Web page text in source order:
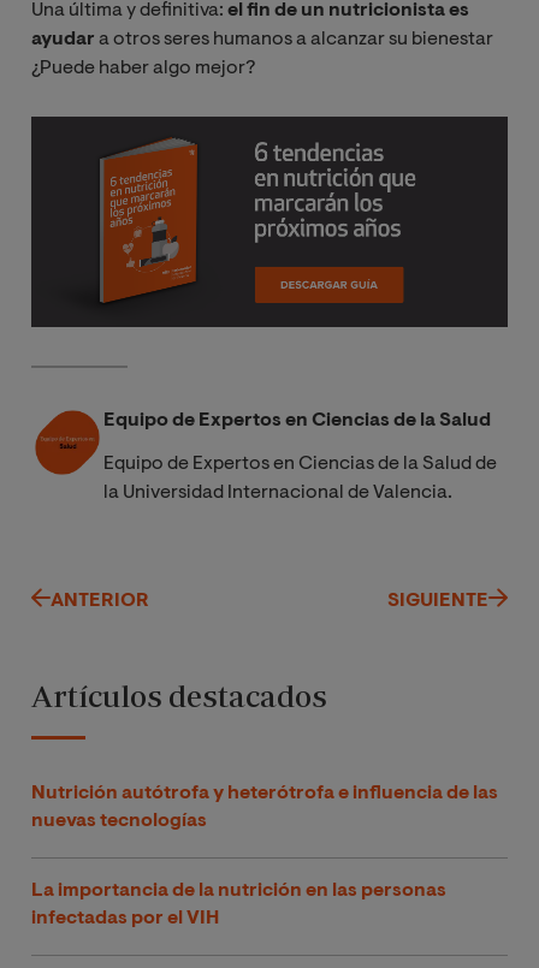
Una última y definitiva: el fin de un nutricionista es
ayudar a otros seres humanos a alcanzar su bienestar
¿Puede haber algo mejor?
Equipo de Expertos en Ciencias de la Salud
Equipo de Expertos en Ciencias de la Salud de
la Universidad Internacional de Valencia.
ANTERIOR SIGUIENTE
Artículos destacados
Nutrición autótrofa y heterótrofa e influencia de las
nuevas tecnologías
La importancia de la nutrición en las personas
infectadas por el VIH